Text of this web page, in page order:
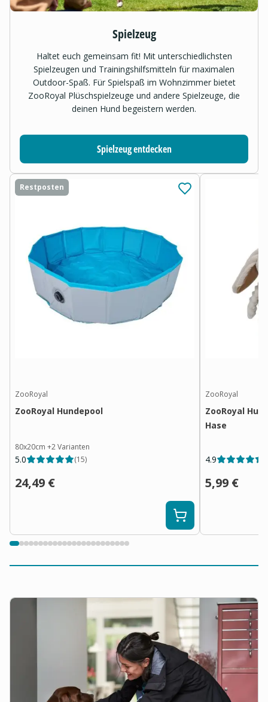
Spielzeug
Haltet euch gemeinsam fit! Mit unterschiedlichsten
Spielzeugen und Trainingshilfsmitteln für maximalen
Outdoor-Spaß. Für Spielspaß im Wohnzimmer bietet
ZooRoyal Plüschspielzeuge und andere Spielzeuge, die
deinen Hund begeistern werden.
Spielzeug entdecken
Restposten
ZooRoyal
ZooRoyal Hundepool
80x20cm +2Varianten
5.0 (15)
24,49 €
ZooRoyal
ZooRoyal
Hase
4.9
5,99 €